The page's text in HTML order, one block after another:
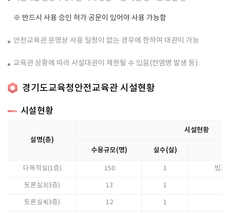
※ 반드시 사용 승인 허가 공문이 있어야 사용 가능함
안전교육관 운영상 사용 일정이 없는 경우에 한하여 대관이 가능
교육관 상황에 따라 시설대관이 제한될 수 있음(전염병 발생 등)
경기도교육청안전교육관 시설현황
시설현황
실명(층)
시설현황
수용규모(명) 실수(실)
다목적실(1층) 150 1 빔프
토론실3(3층) 13 1
토론실4(3층) 12 1